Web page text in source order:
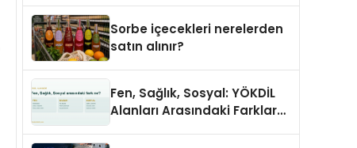
Sorbe içecekleri nerelerden
satın alınır?
Fen, Sağlık, Sosyal: YÖKDİL
Alanları Arasındaki Farklar